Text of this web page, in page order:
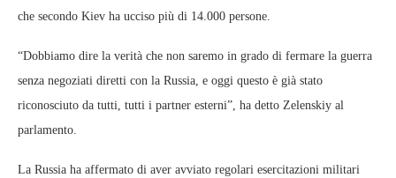
che secondo Kiev ha ucciso più di 14.000 persone.
“Dobbiamo dire la verità che non saremo in grado di fermare la guerra
senza negoziati diretti con la Russia, e oggi questo è già stato
riconosciuto da tutti, tutti i partner esterni”, ha detto Zelenskiy al
parlamento.
La Russia ha affermato di aver avviato regolari esercitazioni militari